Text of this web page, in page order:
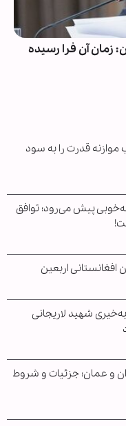
زمان آن فرا رسیده
موازنه قدرت را به سود
به‌خوبی پیش می‌رود؛ توافق
افغانستانی اربعین
شهید لاریجانی
و عمان؛ جزئیات و شروط